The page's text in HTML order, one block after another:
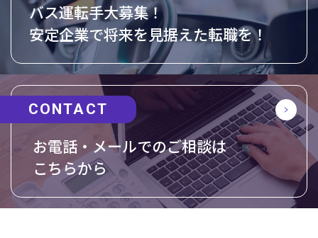
バス運転手大募集！
安定企業で将来を見据えた転職を！
CONTACT
お電話・メールでのご相談は
こちらから